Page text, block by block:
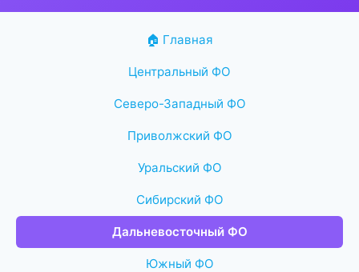
🏠 Главная
Центральный ФО
Северо-Западный ФО
Приволжский ФО
Уральский ФО
Сибирский ФО
Дальневосточный ФО
Южный ФО